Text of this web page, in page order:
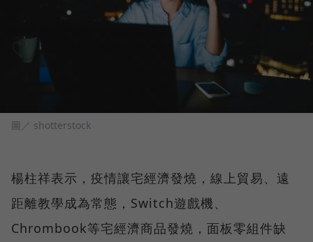
圖／ shotterstock
楊柱祥表示，疫情讓宅經濟發燒，線上貿易、遠
距離教學成為常態，Switch遊戲機、
Chrombook等宅經濟商品發燒，面板零組件缺